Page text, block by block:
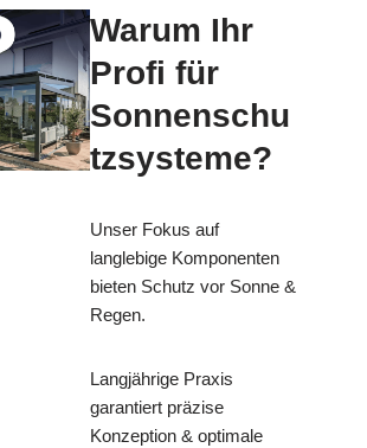
Warum Ihr
Profi für
Sonnenschu
tzsysteme?
Unser Fokus auf
langlebige Komponenten
bieten Schutz vor Sonne &
Regen.
Langjährige Praxis
garantiert präzise
Konzeption & optimale